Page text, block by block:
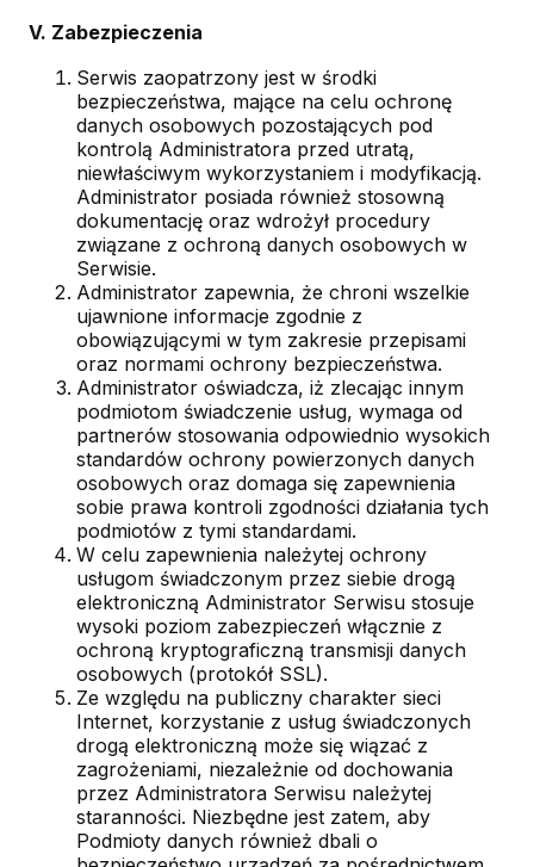
V. Zabezpieczenia
Serwis zaopatrzony jest w środki
bezpieczeństwa, mające na celu ochronę
danych osobowych pozostających pod
kontrolą Administratora przed utratą,
niewłaściwym wykorzystaniem i modyfikacją.
Administrator posiada również stosowną
dokumentację oraz wdrożył procedury
związane z ochroną danych osobowych w
Serwisie.
Administrator zapewnia, że chroni wszelkie
ujawnione informacje zgodnie z
obowiązującymi w tym zakresie przepisami
oraz normami ochrony bezpieczeństwa.
Administrator oświadcza, iż zlecając innym
podmiotom świadczenie usług, wymaga od
partnerów stosowania odpowiednio wysokich
standardów ochrony powierzonych danych
osobowych oraz domaga się zapewnienia
sobie prawa kontroli zgodności działania tych
podmiotów z tymi standardami.
W celu zapewnienia należytej ochrony
usługom świadczonym przez siebie drogą
elektroniczną Administrator Serwisu stosuje
wysoki poziom zabezpieczeń włącznie z
ochroną kryptograficzną transmisji danych
osobowych (protokół SSL).
Ze względu na publiczny charakter sieci
Internet, korzystanie z usług świadczonych
drogą elektroniczną może się wiązać z
zagrożeniami, niezależnie od dochowania
przez Administratora Serwisu należytej
staranności. Niezbędne jest zatem, aby
Podmioty danych również dbali o